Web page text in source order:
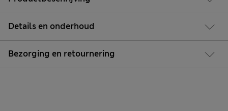
Details en onderhoud
Bezorging en retournering